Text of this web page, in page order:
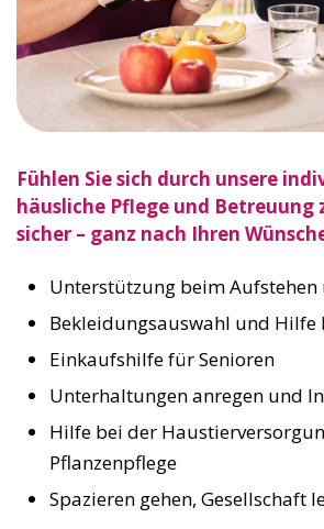
Fühlen Sie sich durch unsere
häusliche Pflege und Betreuung
sicher – ganz nach Ihren
Unterstützung beim
Bekleidungsauswahl und Hilfe
Einkaufshilfe für Senioren
Unterhaltungen anregen und
Hilfe bei der
Pflanzenpflege
Spazieren gehen, Gesellschaft